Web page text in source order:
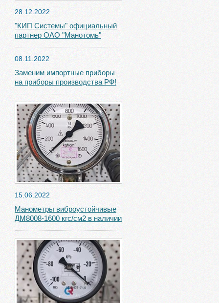
28.12.2022
"КИП Системы" официальный
партнер ОАО "Манотомь"
08.11.2022
Заменим импортные приборы
на приборы производства РФ!
15.06.2022
Манометры виброустойчивые
ДМ8008-1600 кгс/см2 в наличии